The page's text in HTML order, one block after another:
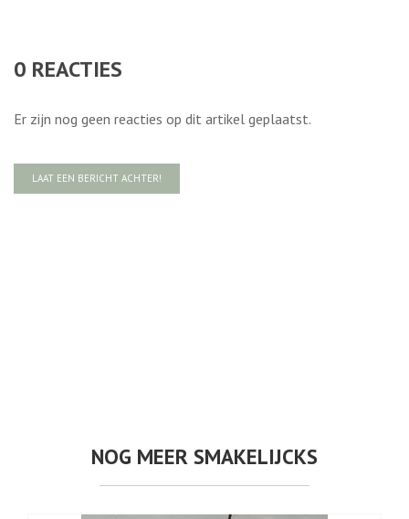
0 REACTIES
Er zijn nog geen reacties op dit artikel geplaatst.
LAAT EEN BERICHT ACHTER!
NOG MEER SMAKELIJCKS